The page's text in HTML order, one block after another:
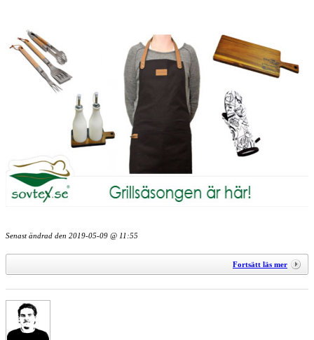
Senast ändrad den 2019-05-09 @ 11:55
Fortsätt läs mer